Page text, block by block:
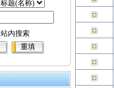
站内搜索